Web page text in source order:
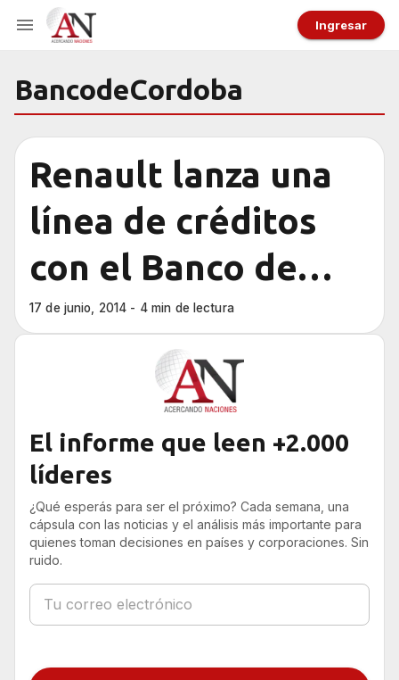
Ingresar
BancodeCordoba
Renault lanza una
línea de créditos
con el Banco de
Córdoba para
comprar 0km
17 de junio, 2014 - 4 min de lectura
El informe que leen +2.000
líderes
¿Qué esperás para ser el próximo? Cada semana, una
cápsula con las noticias y el análisis más importante para
quienes toman decisiones en países y corporaciones. Sin
ruido.